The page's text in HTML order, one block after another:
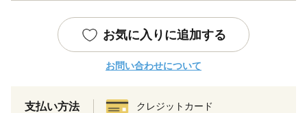
お気に入りに追加する
お問い合わせについて
支払い方法 クレジットカード